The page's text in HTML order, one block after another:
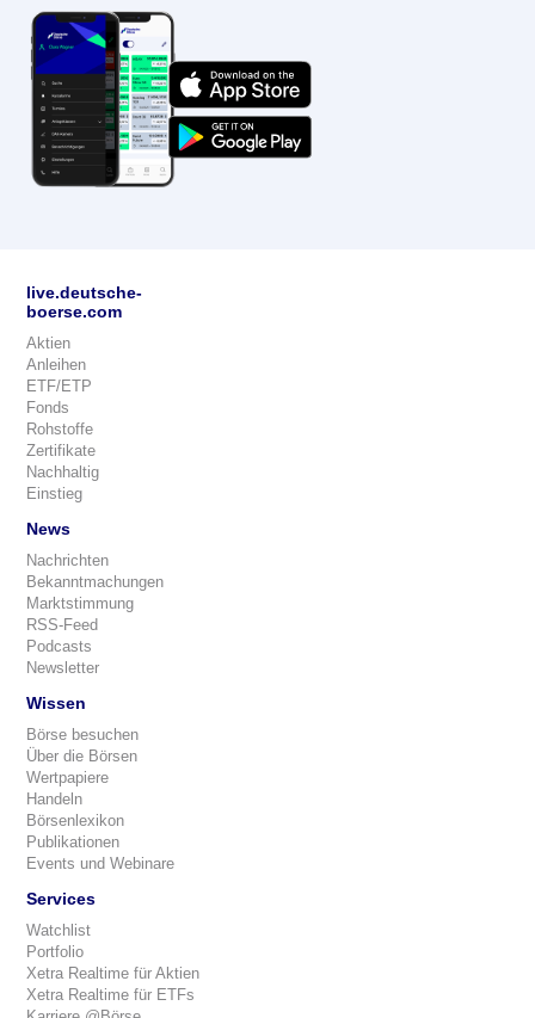
live.deutsche-
boerse.com
Aktien
Anleihen
ETF/ETP
Fonds
Rohstoffe
Zertifikate
Nachhaltig
Einstieg
News
Nachrichten
Bekanntmachungen
Marktstimmung
RSS-Feed
Podcasts
Newsletter
Wissen
Börse besuchen
Über die Börsen
Wertpapiere
Handeln
Börsenlexikon
Publikationen
Events und Webinare
Services
Watchlist
Portfolio
Xetra Realtime für Aktien
Xetra Realtime für ETFs